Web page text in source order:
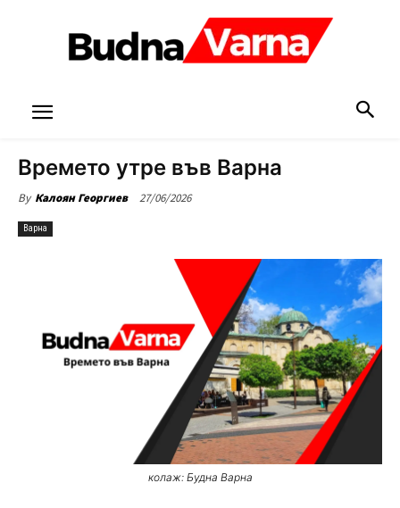
Времето утре във Варна
By Калоян Георгиев 27/06/2026
Варна
колаж: Будна Варна